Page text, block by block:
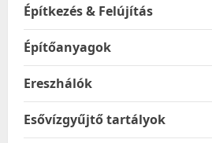
Építkezés & Felújítás
Építőanyagok
Ereszhálók
Esővízgyűjtő tartályok